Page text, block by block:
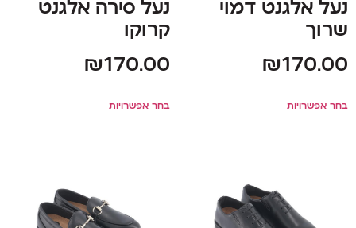
נעל אלגנט דמוי
שרוך
₪170.00
בחר אפשרויות
נעל סירה אלגנט
קרוקו
₪170.00
בחר אפשרויות